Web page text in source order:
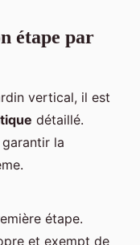
étape par
vertical, il est
détaillé.
la
étape.
et exempt de